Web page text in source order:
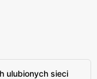
ulubionych sieci